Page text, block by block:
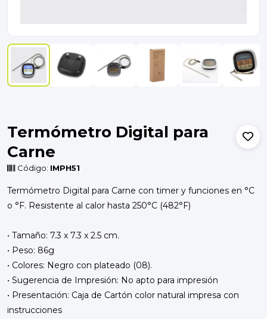
Termómetro Digital para
Carne
Código: IMPH51
Termómetro Digital para Carne con timer y funciones en °C
o °F. Resistente al calor hasta 250°C (482°F)
• Tamaño: 7.3 x 7.3 x 2.5 cm.
• Peso: 86g
• Colores: Negro con plateado (08).
• Sugerencia de Impresión: No apto para impresión
• Presentación: Caja de Cartón color natural impresa con
instrucciones